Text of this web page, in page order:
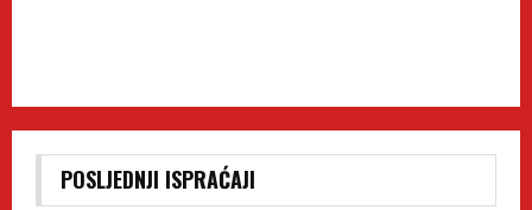
POSLJEDNJI ISPRAĆAJI